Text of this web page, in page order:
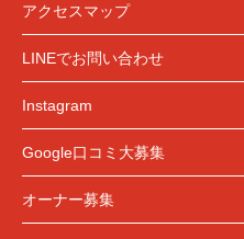
アクセスマップ
LINEでお問い合わせ
Instagram
Google口コミ大募集
オーナー募集